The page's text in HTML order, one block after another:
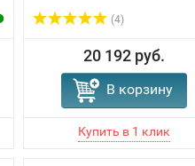
(4)
20 192 руб.
В корзину